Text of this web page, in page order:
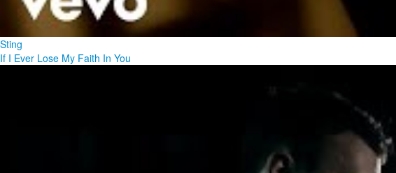
Sting
If I Ever Lose My Faith In You